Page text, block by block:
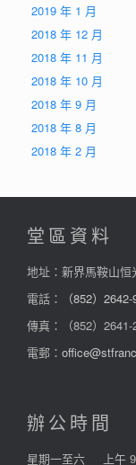
2019 年 1 月
2018 年 12 月
2018 年 11 月
2018 年 10 月
2018 年 9 月
2018 年 8 月
2018 年 2 月
堂區資料
地址：新界馬鞍山恒
電話：
（852）
傳真：（852）2641-
電郵：
辦公時間
星期一至六 上午